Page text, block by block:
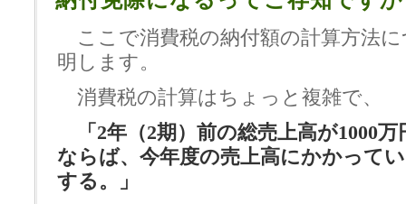
ここで消費税の納付額の計算方法
明します。
消費税の計算はちょっと複雑で、
「2年（2期）前の総売上高が1000
ならば、今年度の売上高にかかって
する。」